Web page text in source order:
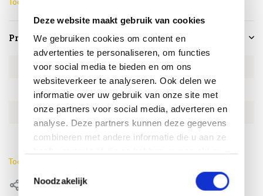
Deze website maakt gebruik van cookies
We gebruiken cookies om content en
advertenties te personaliseren, om functies
voor social media te bieden en om ons
websiteverkeer te analyseren. Ook delen we
informatie over uw gebruik van onze site met
onze partners voor social media, adverteren en
analyse. Deze partners kunnen deze gegevens
combineren met andere informatie die u aan ze
Noodzakelijk
Productspecificaties
Artikelnummer 4SO214444
EAN 8720087029375
Kleur Latte
Toon meer
Delen